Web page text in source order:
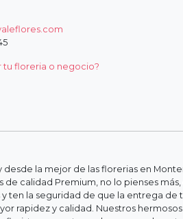
tu floreria o negocio?
desde la mejor de las florerias en
de calidad Premium, no lo pienses
ten la seguridad de que la entrega de
rapidez y calidad. Nuestros